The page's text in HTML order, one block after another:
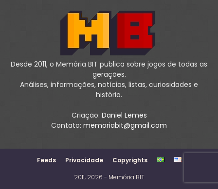
Desde 2011, o Memória BIT publica sobre jogos de todas as
gerações.
Análises, informações, notícias, listas, curiosidades e
história.
Criação: Daniel Lemes
Contato: memoriabit@gmail.com
Feeds Privacidade Copyrights
2011, 2026 - Memória BIT